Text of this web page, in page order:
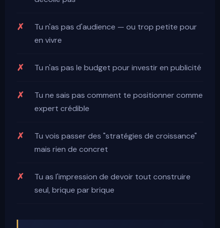
Tu n'as pas d'audience — ou trop petite pour
en vivre
Tu n'as pas le budget pour investir en publicité
Tu ne sais pas comment te positionner comme
expert crédible
Tu vois passer des "stratégies de croissance"
mais rien de concret
Tu as l'impression de devoir tout construire
seul, brique par brique